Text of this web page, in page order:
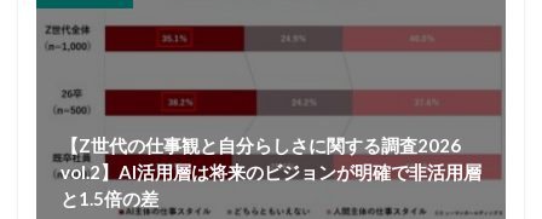
【Z世代の仕事観と自分らしさに関する調査2026
vol.2】AI活用層は将来のビジョンが明確で非活用層
と1.5倍の差